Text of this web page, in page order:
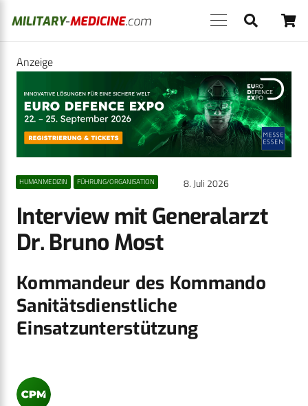
Anzeige
HUMANMEDIZIN FÜHRUNG/ORGANISATION 8. Juli 2026
Interview mit Generalarzt
Dr. Bruno Most
Kommandeur des Kommando
Sanitätsdienstliche
Einsatzunterstützung